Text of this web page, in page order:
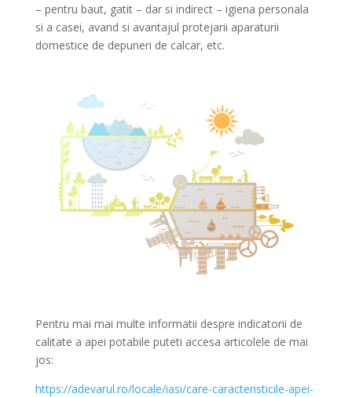
– pentru baut, gatit – dar si indirect – igiena personala
si a casei, avand si avantajul protejarii aparaturii
domestice de depuneri de calcar, etc.
Pentru mai mai multe informatii despre indicatorii de
calitate a apei potabile puteti accesa articolele de mai
jos:
https://adevarul.ro/locale/iasi/care-caracteristicile-apei-